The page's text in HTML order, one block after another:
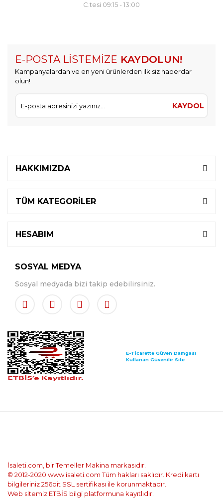
C.tesi 09:15 - 13:00
E-POSTA LİSTEMİZE KAYDOLUN!
Kampanyalardan ve en yeni ürünlerden ilk siz haberdar
olun!
KAYDOL
HAKKIMIZDA
TÜM KATEGORİLER
HESABIM
SOSYAL MEDYA
Sosyal medyada bizi takip edebilirsiniz.
E-Ticarette Güven Damgası
Kullanan Güvenilir Site
İsaleti.com, bir Temeller Makina markasıdır.
© 2012-2020 www.isaleti.com Tüm hakları saklıdır. Kredi kartı
bilgileriniz 256bit SSL sertifikası ile korunmaktadır.
Web sitemiz ETBİS bilgi platformuna kayıtlıdır.